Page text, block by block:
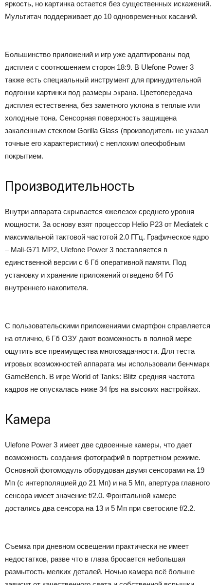
яркость, но картинка остается без существенных искажений.
Мультитач поддерживает до 10 одновременных касаний.
Большинство приложений и игр уже адаптированы под
дисплеи с соотношением сторон 18:9. В Ulefone Power 3
также есть специальный инструмент для принудительной
подгонки картинки под размеры экрана. Цветопередача
дисплея естественна, без заметного уклона в теплые или
холодные тона. Сенсорная поверхность защищена
закаленным стеклом Gorilla Glass (производитель не указал
точные его характеристики) с неплохим олеофобным
покрытием.
Производительность
Внутри аппарата скрывается «железо» среднего уровня
мощности. За основу взят процессор Helio P23 от Mediatek с
максимальной тактовой частотой 2.0 ГГц. Графическое ядро
– Mali-G71 MP2, Ulefone Power 3 поставляется в
единственной версии с 6 Гб оперативной памяти. Под
установку и хранение приложений отведено 64 Гб
внутреннего накопителя.
С пользовательскими приложениями смартфон справляется
на отлично, 6 Гб ОЗУ дают возможность в полной мере
ощутить все преимущества многозадачности. Для теста
игровых возможностей аппарата мы использовали бенчмарк
GameBench. В игре World of Tanks: Blitz средняя частота
кадров не опускалась ниже 34 fps на высоких настройках.
Камера
Ulefone Power 3 имеет две сдвоенные камеры, что дает
возможность создания фотографий в портретном режиме.
Основной фотомодуль оборудован двумя сенсорами на 19
Мп (с интерполяцией до 21 Мп) и на 5 Мп, апертура главного
сенсора имеет значение f/2.0. Фронтальной камере
достались два сенсора на 13 и 5 Мп при светосиле f/2.2.
Съемка при дневном освещении практически не имеет
недостатков, разве что в глаза бросается небольшая
размытость мелких деталей. Ночью камера всё больше